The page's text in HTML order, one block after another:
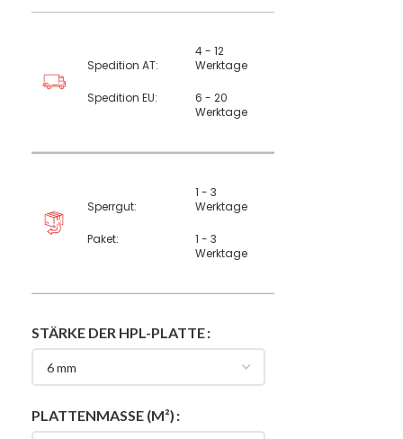
Spedition AT:
Spedition EU:
4 - 12
Werktage
6 - 20
Werktage
Sperrgut:
Paket:
1 - 3
Werktage
1 - 3
Werktage
STÄRKE DER HPL-PLATTE
PLATTENMASSE (M²)